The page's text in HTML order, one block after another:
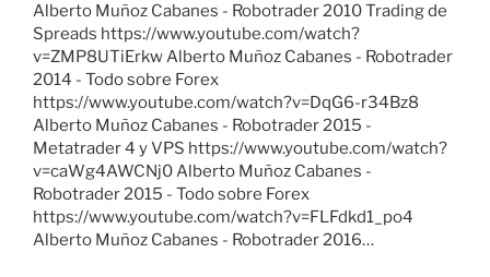
Alberto Muñoz Cabanes - Robotrader 2010 Trading de
Spreads https://www.youtube.com/watch?
v=ZMP8UTiErkw Alberto Muñoz Cabanes - Robotrader
2014 - Todo sobre Forex
https://www.youtube.com/watch?v=DqG6-r34Bz8
Alberto Muñoz Cabanes - Robotrader 2015 -
Metatrader 4 y VPS https://www.youtube.com/watch?
v=caWg4AWCNj0 Alberto Muñoz Cabanes -
Robotrader 2015 - Todo sobre Forex
https://www.youtube.com/watch?v=FLFdkd1_po4
Alberto Muñoz Cabanes - Robotrader 2016…